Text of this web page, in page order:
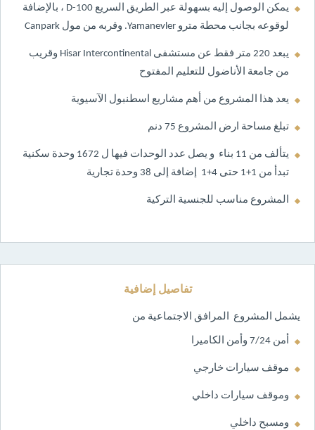
يمكن الوصول إليه بسهولة عبر الطريق السريع D-100 ، بالإضافة
لوقوعه بجانب محطة مترو Yamanevler. وقربه من مول Canpark
يبعد 220 متر فقط عن مستشفى Hisar Intercontinental وقريب
من جامعة الأناضول للتعليم المفتوح
​يعد هذا المشروع من أهم مشاريع اسطنبول الآسيوية
تبلغ مساحة ارض المشروع 75 دنم
يتألف من 11 بناء و يصل عدد الوحدات فيها ل 1672 وحدة سكنية
تبدأ من 1+1 حتى 4+1 إضافة إلى 38 وحدة تجارية
المشروع مناسب للجنسية التركية
تفاصيل إضافية
يشمل المشروع المرافق الاجتماعية من
أمن 7/24 وأمن الكاميرا
موقف سيارات خارجي
وموقف سيارات داخلي
ومسبح داخلي